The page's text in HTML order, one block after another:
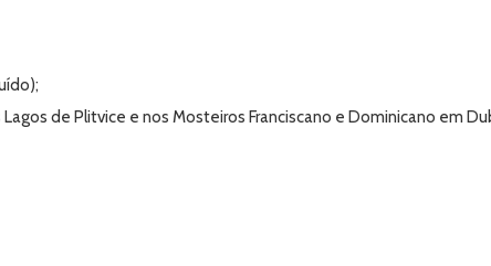
de Plitvice e nos Mosteiros Franciscano e Dominicano em